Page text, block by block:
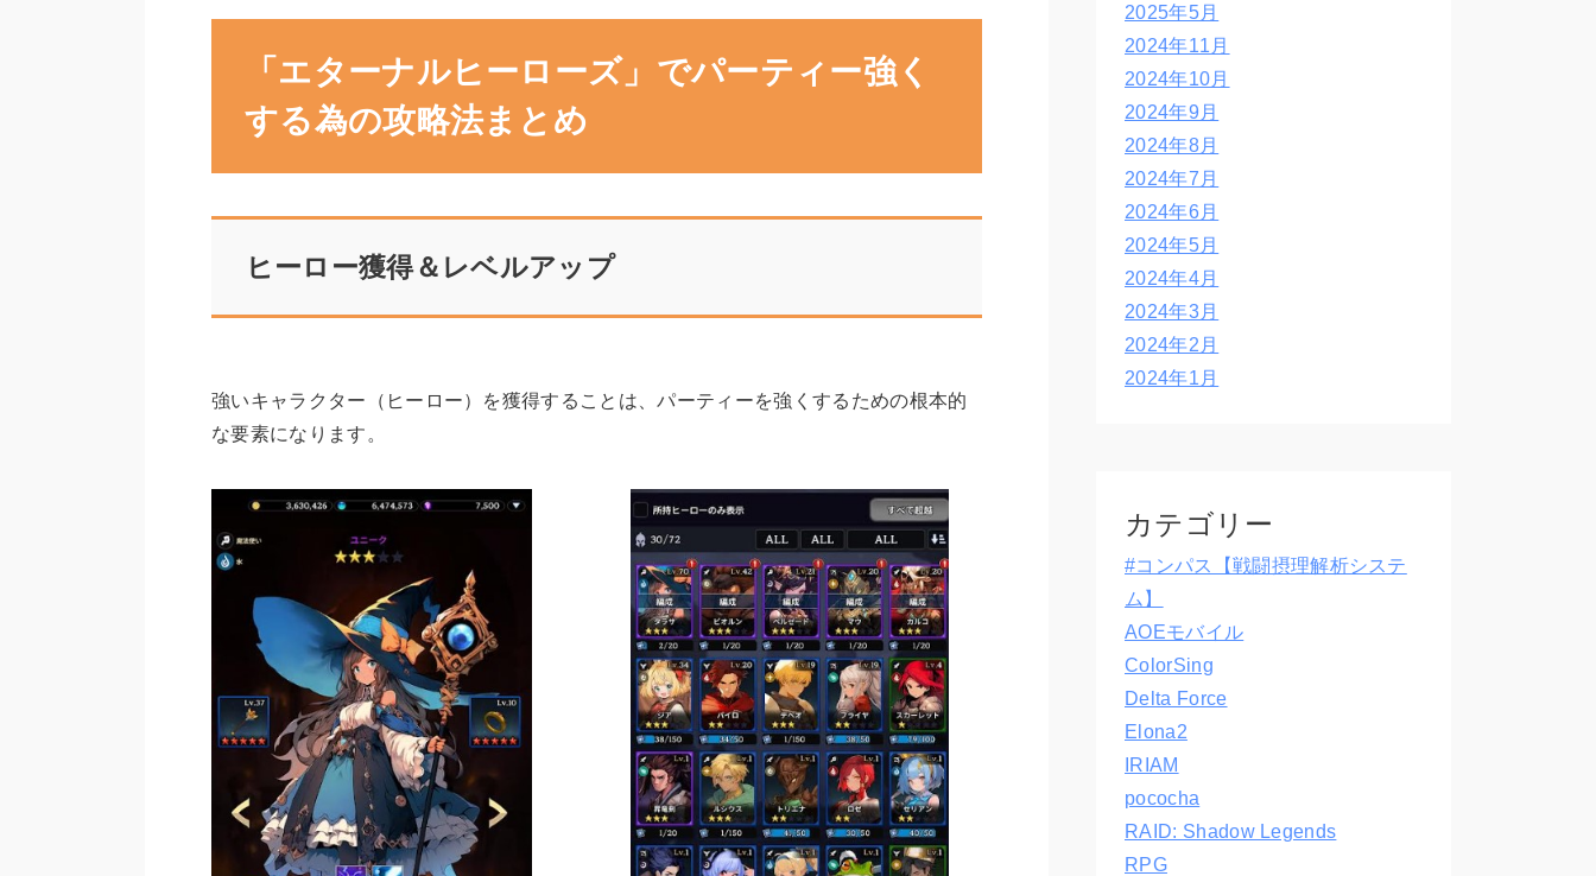
「エターナルヒーローズ」でパーティー強く
する為の攻略法まとめ
ヒーロー獲得＆レベルアップ
強いキャラクター（ヒーロー）を獲得することは、パーティーを強くするための根本的
な要素になります。
2025年5月
2024年11月
2024年10月
2024年9月
2024年8月
2024年7月
2024年6月
2024年5月
2024年4月
2024年3月
2024年2月
2024年1月
カテゴリー
#コンパス【戦闘摂理解析システ
ム】
AOEモバイル
ColorSing
Delta Force
Elona2
IRIAM
pococha
RAID: Shadow Legends
RPG